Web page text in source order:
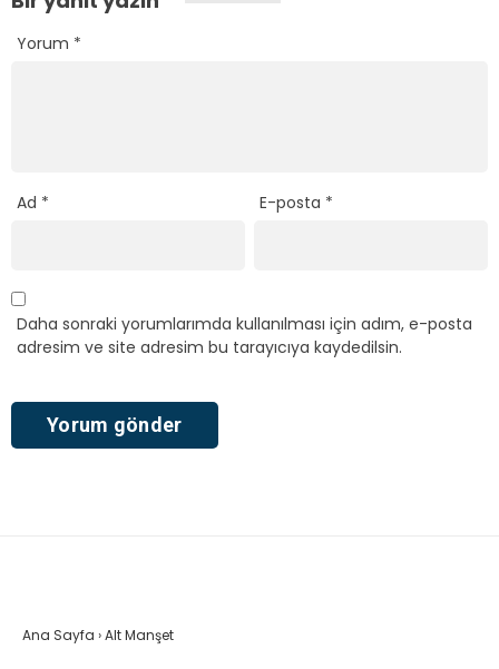
Yorum *
Ad * E-posta *
Daha sonraki yorumlarımda kullanılması için adım, e-posta
adresim ve site adresim bu tarayıcıya kaydedilsin.
Ana Sayfa ›Alt Manşet